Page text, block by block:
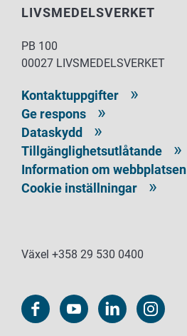
LIVSMEDELSVERKET
PB 100
00027 LIVSMEDELSVERKET
Kontaktuppgifter
Ge respons
Dataskydd
Tillgänglighetsutlåtande
Information om webbplatsen
Cookie inställningar
Växel +358 29 530 0400